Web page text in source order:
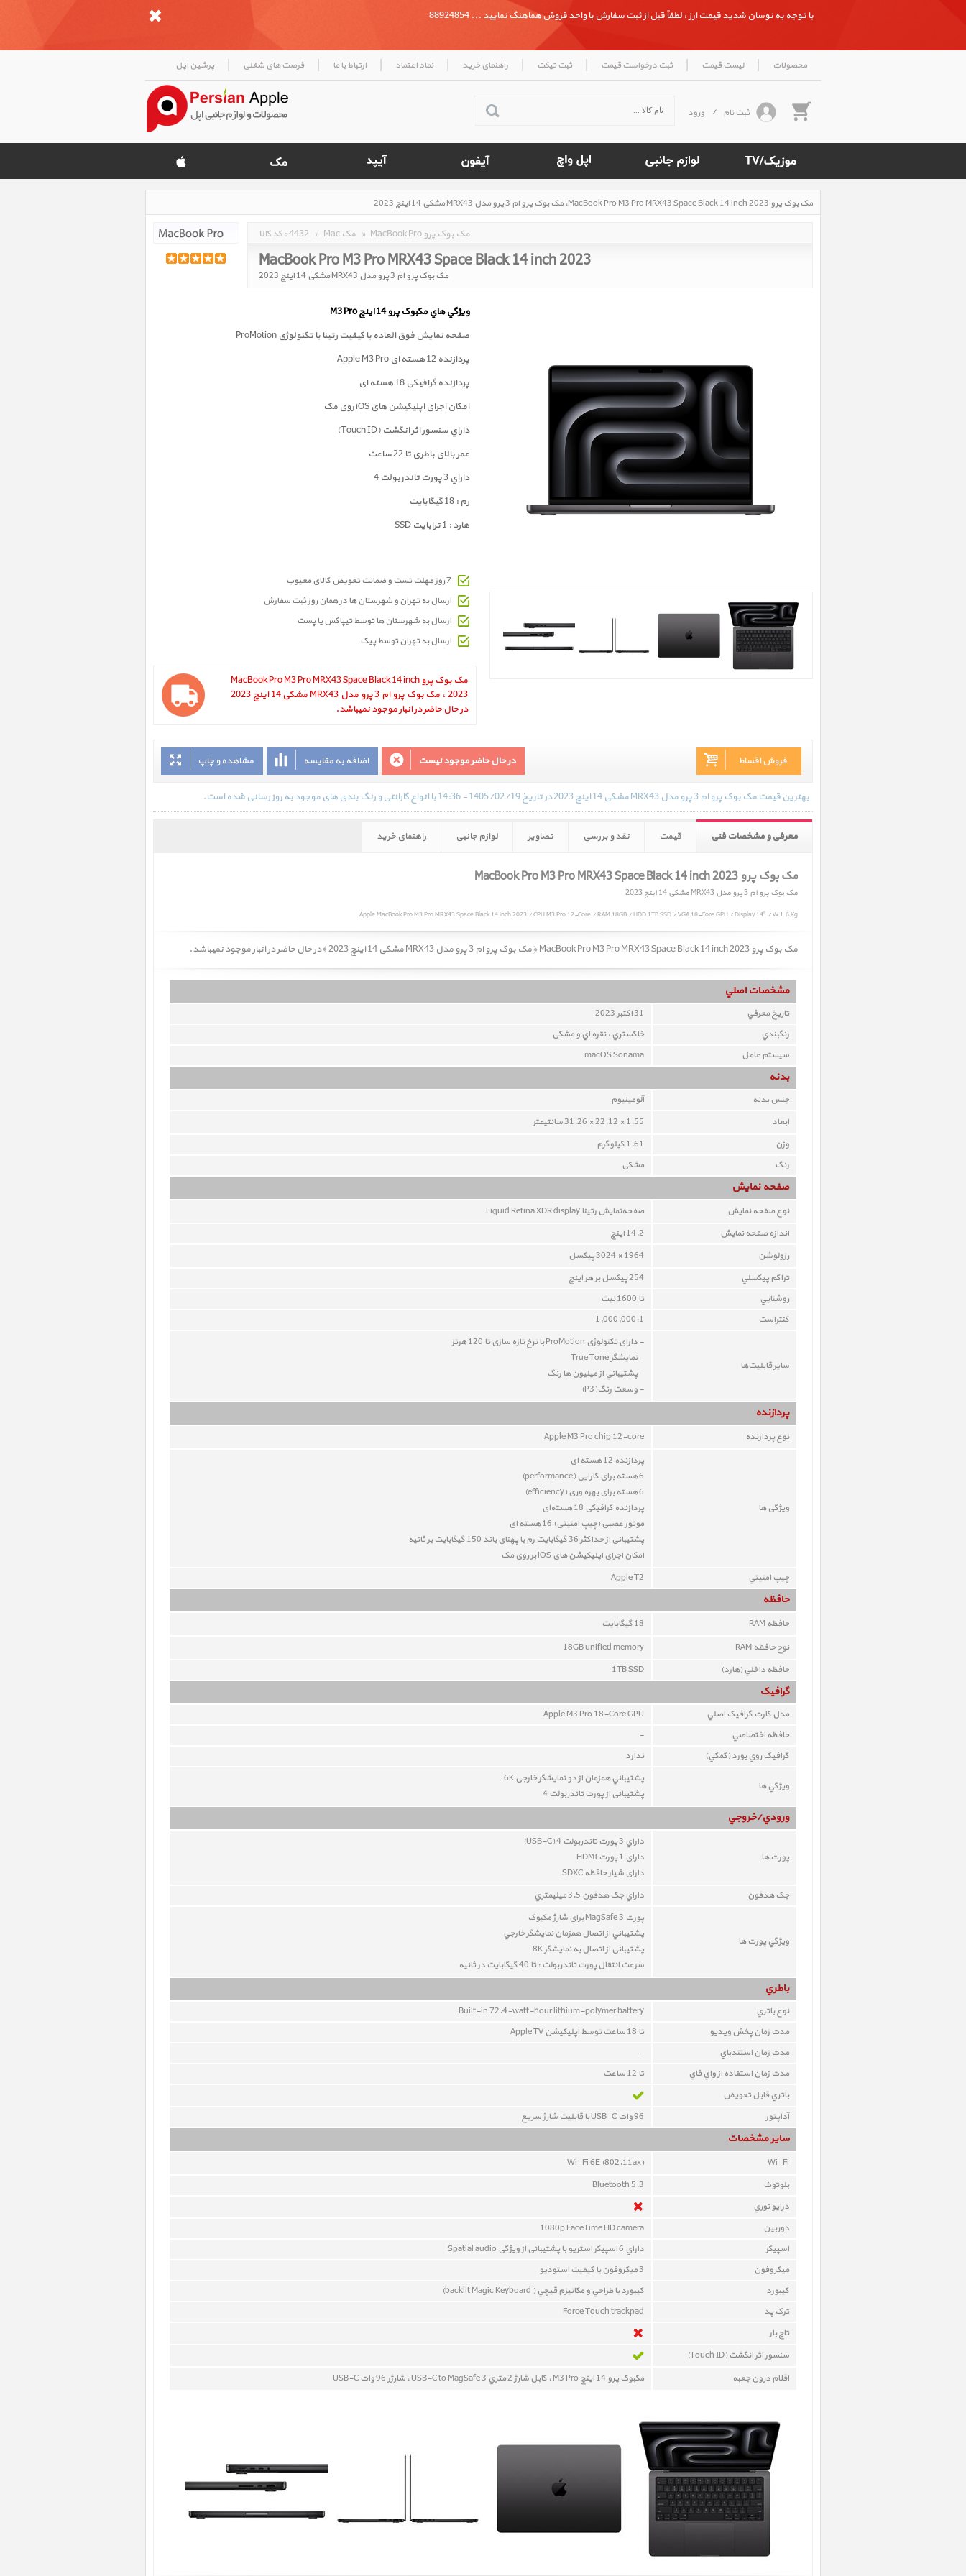
با توجه به نوسان شدید قیمت ارز ، لطفاً قبل از ثبت سفارش با واحد فروش هماهنگ نمایید ... 88924854
محصولات | لیست قیمت | ثبت درخواست قیمت | ثبت تیکت | راهنمای خرید | نماد اعتماد | ارتباط با ما | فرصت های شغلی | پرشین اپل
ثبت نام / ورود
مک بوک پرو MacBook Pro M3 Pro MRX43 Space Black 14 inch 2023، مک بوک پرو ام 3 پرو مدل MRX43 مشکی 14 اینچ 2023
Rated
کد کالا :4432 » Mac مک » MacBook Pro مک بوک پرو
MacBook Pro M3 Pro MRX43 Space Black 14 inch 2023
مک بوک پرو ام 3 پرو مدل MRX43 مشکی 14 اینچ 2023
ويژگي هاي مکبوک پرو 14 اينچ M3 Pro
صفحه نمايش فوق العاده با کيفيت رتينا با تکنولوژی ProMotion
پردازنده 12 هسته ای Apple M3 Pro
پردازنده گرافیکی 18 هسته ای
امکان اجرای اپلیکیشن های iOS روی مک
داراي سنسور اثر انگشت (Touch ID)
عمر بالای باطری تا 22 ساعت
داراي 3 پورت تاندربولت 4
رم : 18 گیگابایت
هارد : 1 ترابایت SSD
7 روز مهلت تست و ضمانت تعویض کالای معیوب
ارسال به تهران و شهرستان ها در همان روز ثبت سفارش
ارسال به شهرستان ها توسط تیپاکس یا پست
ارسال به تهران توسط پیک
مک بوک پرو MacBook Pro M3 Pro MRX43 Space Black 14 inch
2023 ، مک بوک پرو ام 3 پرو مدل MRX43 مشکی 14 اینچ 2023
در حال حاضر در انبار موجود نمیباشد.
مشاهده و چاپ اضافه به مقایسه در حال حاضر موجود نیست فروش اقساط
بهترین قیمت مک بوک پرو ام 3 پرو مدل MRX43 مشکی 14 اینچ 2023 در تاریخ 1405/02/19 - 14:36 با انواع گارانتی و رنگ بندی های موجود به روز رسانی شده است.
معرفی و مشخصات فنی قیمت نقد و بررسی تصاویر لوازم جانبی راهنمای خرید
مک بوک پرو MacBook Pro M3 Pro MRX43 Space Black 14 inch 2023
مک بوک پرو ام 3 پرو مدل MRX43 مشکی 14 اینچ 2023
Apple MacBook Pro M3 Pro MRX43 Space Black 14 inch 2023 / CPU M3 Pro 12-Core / RAM 18GB / HDD 1TB SSD / VGA 18-Core GPU / Display 14" / W 1.6 Kg
مک بوک پرو MacBook Pro M3 Pro MRX43 Space Black 14 inch 2023 ﴿ مک بوک پرو ام 3 پرو مدل MRX43 مشکی 14 اینچ 2023 ﴾ در حال حاضر در انبار موجود نمیباشد.
مشخصات اصلي
تاريخ معرفي
31 اکتبر 2023
رنگبندي
خاکستري ، نقره اي و مشکی
سيستم عامل
macOS Sonama
بدنه
جنس بدنه
آلومينيوم
ابعاد
1.55 × 22.12 × 31.26 سانتیمتر
وزن
1.61 کيلوگرم
رنگ
مشکی
صفحه نمايش
نوع صفحه نمايش
صفحه‌نمايش رتينا Liquid Retina XDR display
اندازه صفحه نمايش
14.2 اينچ
رزولوشن
1964 × 3024 پيکسل
تراکم پيکسلي
254 پيکسل بر هر اينچ
روشنايي
تا 1600 نيت
کنتراست
1,000,000:1
ساير قابليت‌ها
- دارای تکنولوژی ProMotion با نرخ تازه سازی تا 120 هرتز
- نمايشگر True Tone
- پشتيباني از ميليون ها رنگ
- وسعت رنگ(P3)
پردازنده
نوع پردازنده Apple M3 Pro chip 12-core
ویژگی ها
پردازنده 12 هسته ای
6 هسته برای کارایی (performance)
6 هسته برای بهره وری (
efficiency
)
پردازنده گرافیکی 18
هسته‌ای
موتور عصبی (چیپ امنیتی) 16 هسته ای
پشتیبانی از حداکثر36گیگابایت رم با پهنای باند 150
گیگابایت بر ثانیه
امکان اجرای اپلیکیشن های iOS بر روی مک
چيپ امنيتي
Apple T2
حافظه
حافظه RAM 18گيگابايت
نوح حافظه RAM
18GB unified memory
حافظه داخلي (هارد)
1TB SSD
گرافيک
مدل کارت گرافيک اصلي
Apple M3 Pro 18-Core GPU
حافظه اختصاصي
-
گرافيک روي بورد (کمکي)
ندارد
ويژگي ها
پشتيباني همزمان از دو نمایشگر خارجی 6K
پشتیبانی از پورت تاندربولت 4
ورودي/خروجي
پورت ها
داراي 3 پورت تاندربولت 4 (USB-C)
دارای 1 پورت HDMI
دارای شیار حافظه SDXC
جک هدفون
داراي جک هدفون 3.5 ميليمتري
ويژگي پورت ها
پورت MagSafe 3 برای شارژ مکبوک
پشتيباني از اتصال همزمان نمايشگر خارجي
پشتیبانی از اتصال به نمایشگر 8K
سرعت انتقال پورت تاندربولت : تا 40 گيگابايت در ثانيه
باطري
نوع باتري
Built-in 72.4-watt-hour lithium-polymer battery
مدت زمان پخش ويديو
تا 18 ساعت توسط اپليکيشن Apple TV
مدت زمان استندباي
-
مدت زمان استفاده از واي فاي
تا 12 ساعت
باتري قابل تعويض
آداپتور
96 وات USB-C با قابلیت شارژ سریع
ساير مشخصات
Wi-Fi
Wi-Fi 6E (802.11ax)
بلوتوث
Bluetooth 5.3
درايو نوري
دوربين
1080p FaceTime HD camera
اسپيکر
داراي 6 اسپيکر استريو با پشتیبانی از ویژگی Spatial audio
میکروفون
3 میکروفون با کیفیت استودیو
کيبورد
کيبورد با طراحي و مکانيزم قيچي ( backlit Magic Keyboard)
ترک پد
Force Touch trackpad
تاچ بار
سنسور اثر انگشت (Touch ID)
اقلام درون جعبه
مکبوک پرو 14 اينچ M3 Pro ، کابل شارژ 2 متري ، شارژر 96 وات USB-C